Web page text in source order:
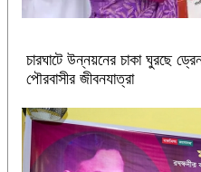
চারঘাটে উন্নয়নের চাকা ঘুরছে
পৌরবাসীর জীবনযাত্রা